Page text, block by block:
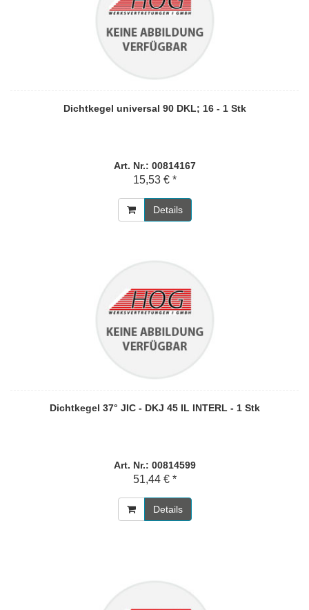
Dichtkegel universal 90 DKL; 16 - 1 Stk
Art. Nr.: 00814167
15,53 € *
Details
Dichtkegel 37° JIC - DKJ 45 IL INTERL - 1 Stk
Art. Nr.: 00814599
51,44 € *
Details